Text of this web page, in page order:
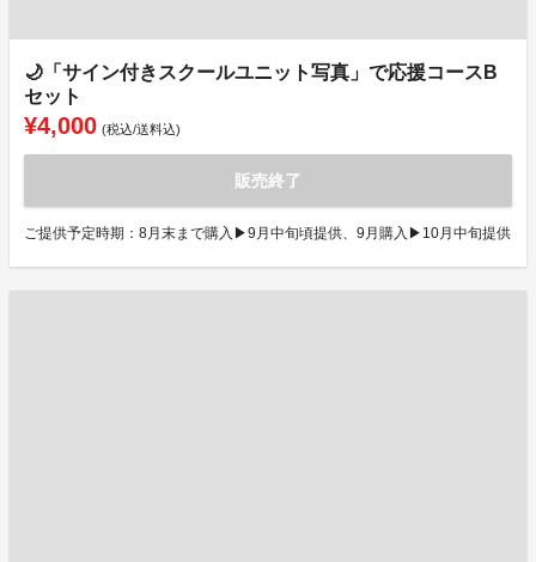
🌙「サイン付きスクールユニット写真」で応援コースB
セット
¥4,000 (税込/送料込)
販売終了
ご提供予定時期：8月末まで購入▶9月中旬頃提供、9月購入▶10月中旬提供